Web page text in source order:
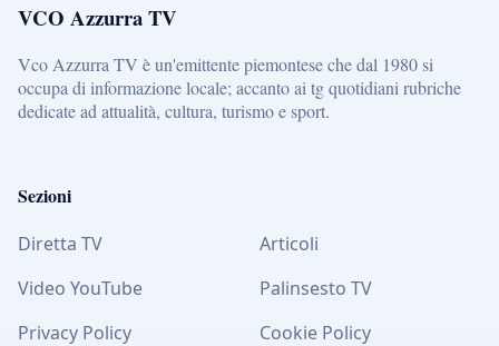
VCO Azzurra TV
Vco Azzurra TV è un'emittente piemontese che dal 1980 si
occupa di informazione locale; accanto ai tg quotidiani rubriche
dedicate ad attualità, cultura, turismo e sport.
Sezioni
Diretta TV
Articoli
Video YouTube
Palinsesto TV
Privacy Policy
Cookie Policy